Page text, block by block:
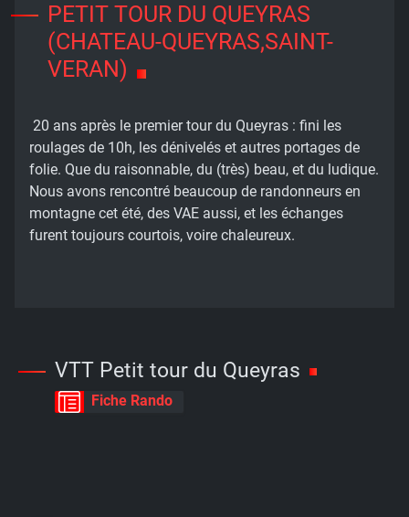
PETIT TOUR DU QUEYRAS
(CHATEAU-QUEYRAS,SAINT-
VERAN)
20 ans après le premier tour du Queyras : fini les
roulages de 10h, les dénivelés et autres portages de
folie. Que du raisonnable, du (très) beau, et du ludique.
Nous avons rencontré beaucoup de randonneurs en
montagne cet été, des VAE aussi, et les échanges
furent toujours courtois, voire chaleureux.
VTT Petit tour du Queyras
Fiche Rando